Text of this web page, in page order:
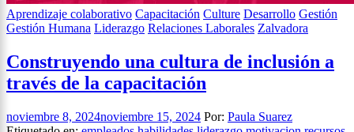
Aprendizaje colaborativo Capacitación Culture Desarrollo Gestión
Gestión Humana Liderazgo Relaciones Laborales Zalvadora
Construyendo una cultura de inclusión a
través de la capacitación
noviembre 8, 2024noviembre 15, 2024 Por: Paula Suarez